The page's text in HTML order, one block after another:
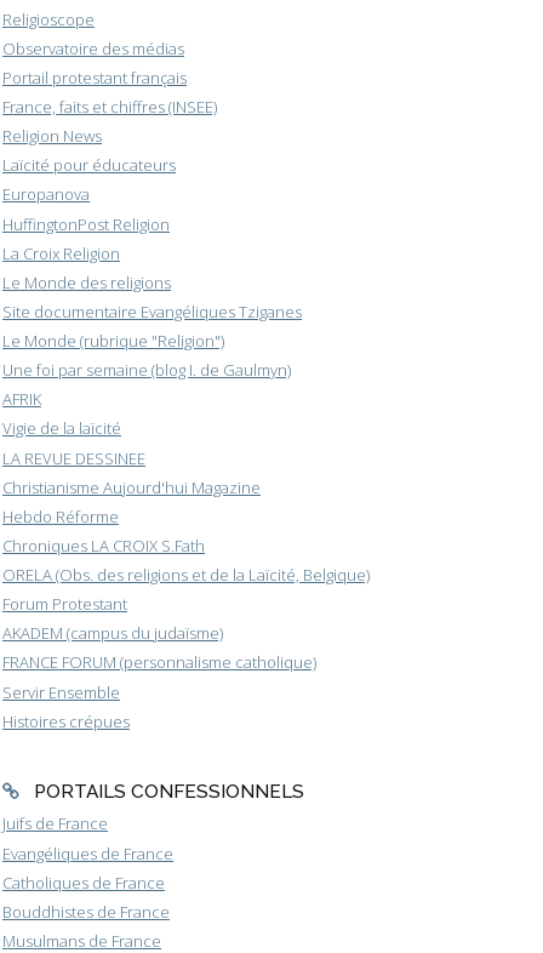
Religioscope
Observatoire des médias
Portail protestant français
France, faits et chiffres (INSEE)
Religion News
Laïcité pour éducateurs
Europanova
HuffingtonPost Religion
La Croix Religion
Le Monde des religions
Site documentaire Evangéliques Tziganes
Le Monde (rubrique "Religion")
Une foi par semaine (blog I. de Gaulmyn)
AFRIK
Vigie de la laïcité
LA REVUE DESSINEE
Christianisme Aujourd'hui Magazine
Hebdo Réforme
Chroniques LA CROIX S.Fath
ORELA (Obs. des religions et de la Laïcité, Belgique)
Forum Protestant
AKADEM (campus du judaïsme)
FRANCE FORUM (personnalisme catholique)
Servir Ensemble
Histoires crépues
PORTAILS CONFESSIONNELS
Juifs de France
Evangéliques de France
Catholiques de France
Bouddhistes de France
Musulmans de France